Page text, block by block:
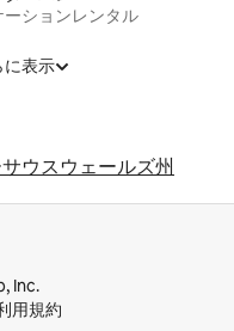
ーションレンタル
に表示
ウスウェールズ州
Inc.
用規約